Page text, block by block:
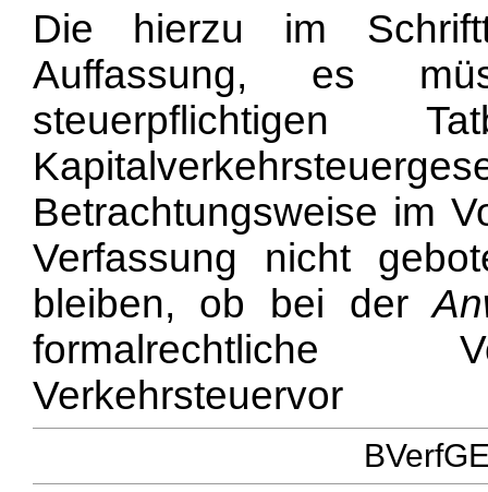
Die hierzu im
Auffassung, es
steuerpflichtigen
Betrachtungsweise im
Verfassung nicht
bleiben, ob bei der
formalrechtliche
Verkehrsteuervor